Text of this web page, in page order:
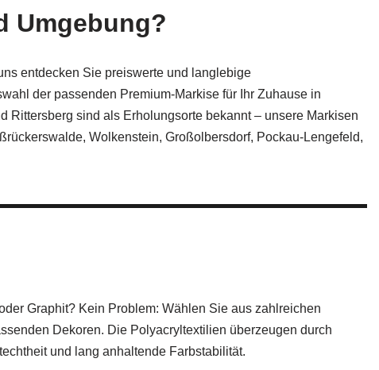
Umgebung?
entdecken Sie preiswerte und langlebige
der passenden Premium-Markise für Ihr Zuhause in
Rittersberg sind als Erholungsorte bekannt – unsere Markisen
Wolkenstein, Großolbersdorf, Pockau-Lengefeld,
Graphit? Kein Problem: Wählen Sie aus zahlreichen
Dekoren. Die Polyacryltextilien überzeugen durch
und lang anhaltende Farbstabilität.